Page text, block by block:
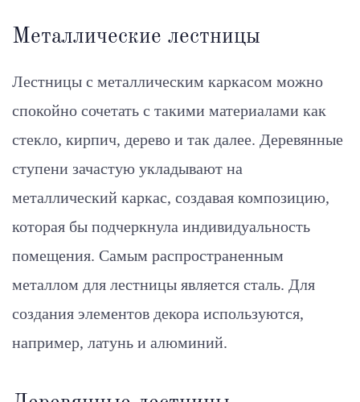
Металлические лестницы
Лестницы с металлическим каркасом можно
спокойно сочетать с такими материалами как
стекло, кирпич, дерево и так далее. Деревянные
ступени зачастую укладывают на
металлический каркас, создавая композицию,
которая бы подчеркнула индивидуальность
помещения. Самым распространенным
металлом для лестницы является сталь. Для
создания элементов декора используются,
например, латунь и алюминий.